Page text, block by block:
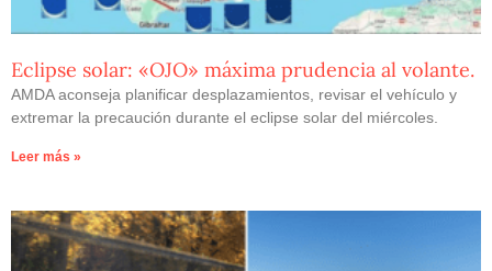
Eclipse solar: «OJO» máxima prudencia al volante.
AMDA aconseja planificar desplazamientos, revisar el vehículo y
extremar la precaución durante el eclipse solar del miércoles.
Leer más »